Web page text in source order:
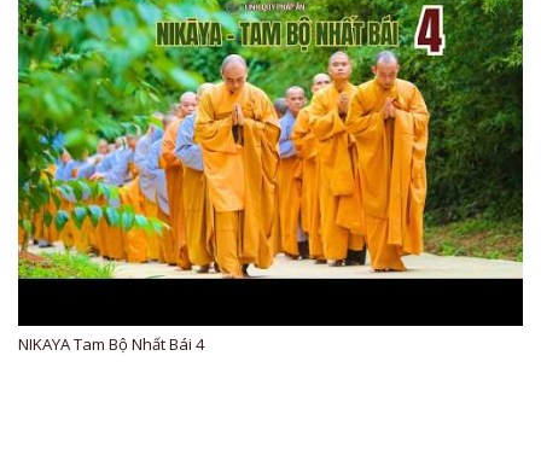
NIKAYA Tam Bộ Nhất Bái 4